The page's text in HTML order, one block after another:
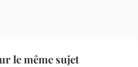
le même sujet